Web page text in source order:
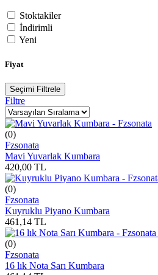
Stoktakiler
İndirimli
Yeni
Fiyat
Seçimi Filtrele
Filtre
(0)
Fzsonata
Mavi Yuvarlak Kumbara
420,00 TL
(0)
Fzsonata
Kuyruklu Piyano Kumbara
461,14 TL
(0)
Fzsonata
16 lık Nota Sarı Kumbara